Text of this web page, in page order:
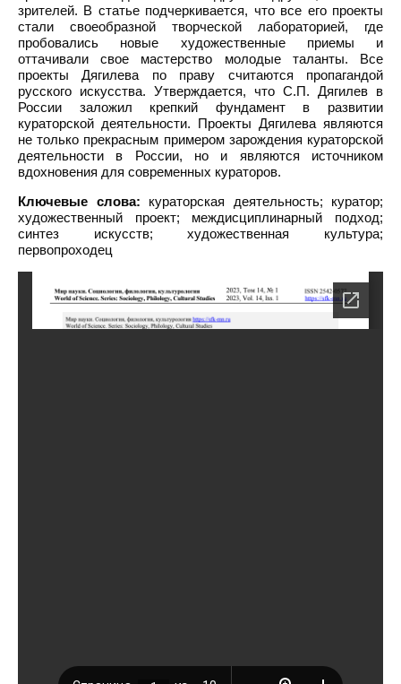
зрителей. В статье подчеркивается, что все его проекты
стали своеобразной творческой лабораторией, где
пробовались новые художественные приемы и
оттачивали свое мастерство молодые таланты. Все
проекты Дягилева по праву считаются пропагандой
русского искусства. Утверждается, что С.П. Дягилев в
России заложил крепкий фундамент в развитии
кураторской деятельности. Проекты Дягилева являются
не только прекрасным примером зарождения кураторской
деятельности в России, но и являются источником
вдохновения для современных кураторов.
Ключевые слова: кураторская деятельность; куратор;
художественный проект; междисциплинарный подход;
синтез искусств; художественная культура;
первопроходец